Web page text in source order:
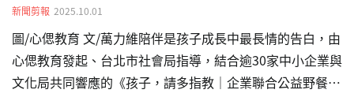
新聞剪報 2025.10.01
圖/心偲教育 文/萬力維陪伴是孩子成長中最長情的告白，由
心偲教育發起、台北市社會局指導，結合逾30家中小企業與
文化局共同響應的《孩子，請多指教｜企業聯合公益野餐活